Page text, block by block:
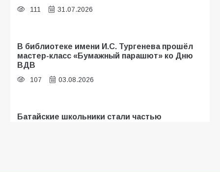
111 31.07.2026
В библиотеке имени И.С. Тургенева прошёл
мастер-класс «Бумажный парашют» ко Дню
ВДВ
107 03.08.2026
Батайские школьники стали частью